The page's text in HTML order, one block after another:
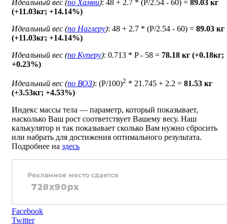
Идеальный вес (по Хамви): 48 + 2.7 * (P/2.54 - 60) = 89.03 кг
(+11.03кг; +14.14%)
Идеальный вес (по Наглеру): 48 + 2.7 * (P/2.54 - 60) = 89.03 кг
(+11.03кг; +14.14%)
Идеальный вес (по Куперу): 0.713 * P - 58 = 78.18 кг (+0.18кг;
+0.23%)
Идеальный вес (по ВОЗ): (P/100)2 * 21.745 + 2.2 = 81.53 кг
(+3.53кг; +4.53%)
Индекс массы тела — параметр, который показывает,
насколько Ваш рост соответствует Вашему весу. Наш
калькулятор и так показывает сколько Вам нужно сбросить
или набрать для достижения оптимального результата.
Подробнее на здесь
Facebook
Twitter